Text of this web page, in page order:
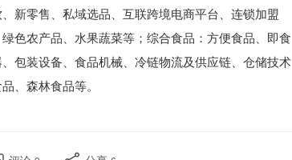
新零售、私域选品、互联跨境电商平台、连锁加盟
色农产品、水果蔬菜等；综合食品：方便食品、即食
包装设备、食品机械、冷链物流及供应链、仓储技术
、森林食品等。